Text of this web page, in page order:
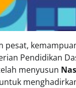
Pendidikan
menyusun